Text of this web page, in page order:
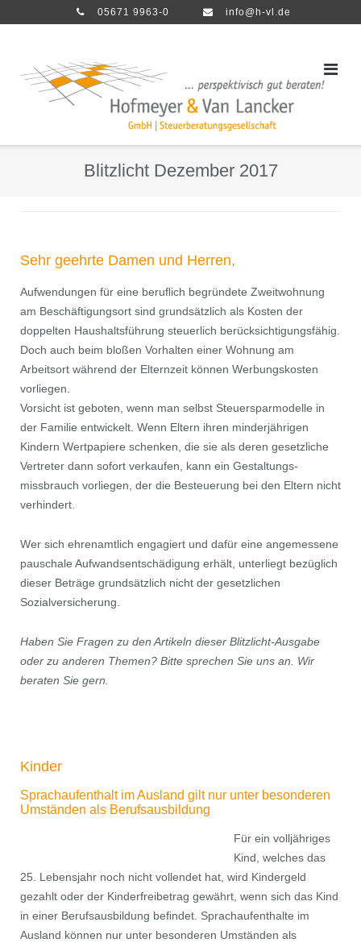
05671 9963-0 info@h-vl.de
Blitzlicht Dezember 2017
Sehr geehrte Damen und Herren,
Aufwendungen für eine beruﬂich begründete Zweitwohnung
am Beschäftigungsort sind grundsätzlich als Kosten der
doppelten Haushaltsführung steuerlich berücksichtigungsfähig.
Doch auch beim bloßen Vorhalten einer Wohnung am
Arbeitsort während der Elternzeit können Werbungskosten
vorliegen.
Vorsicht ist geboten, wenn man selbst Steuersparmodelle in
der Familie entwickelt. Wenn Eltern ihren minderjährigen
Kindern Wertpapiere schenken, die sie als deren gesetzliche
Vertreter dann sofort verkaufen, kann ein Gestaltungs-
missbrauch vorliegen, der die Besteuerung bei den Eltern nicht
verhindert.
Wer sich ehrenamtlich engagiert und dafür eine angemessene
pauschale Aufwandsentschädigung erhält, unterliegt bezüglich
dieser Beträge grundsätzlich nicht der gesetzlichen
Sozialversicherung.
Haben Sie Fragen zu den Artikeln dieser Blitzlicht-Ausgabe
oder zu anderen Themen? Bitte sprechen Sie uns an. Wir
beraten Sie gern.
Kinder
Sprachaufenthalt im Ausland gilt nur unter besonderen
Umständen als Berufsausbildung
Für ein volljähriges
Kind, welches das
25. Lebensjahr noch nicht vollendet hat, wird Kindergeld
gezahlt oder der Kinderfreibetrag gewährt, wenn sich das Kind
in einer Berufsausbildung beﬁndet. Sprachaufenthalte im
Ausland können nur unter besonderen Umständen als